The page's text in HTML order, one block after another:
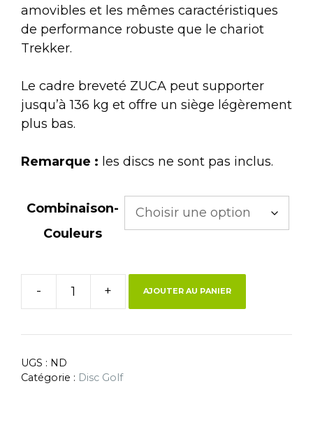
amovibles et les mêmes caractéristiques
de performance robuste que le chariot
Trekker.
Le cadre breveté ZUCA peut supporter
jusqu’à 136 kg et offre un siège légèrement
plus bas.
Remarque : les discs ne sont pas inclus.
Combinaison-
Couleurs
- + AJOUTER AU PANIER
UGS : ND
Catégorie : Disc Golf